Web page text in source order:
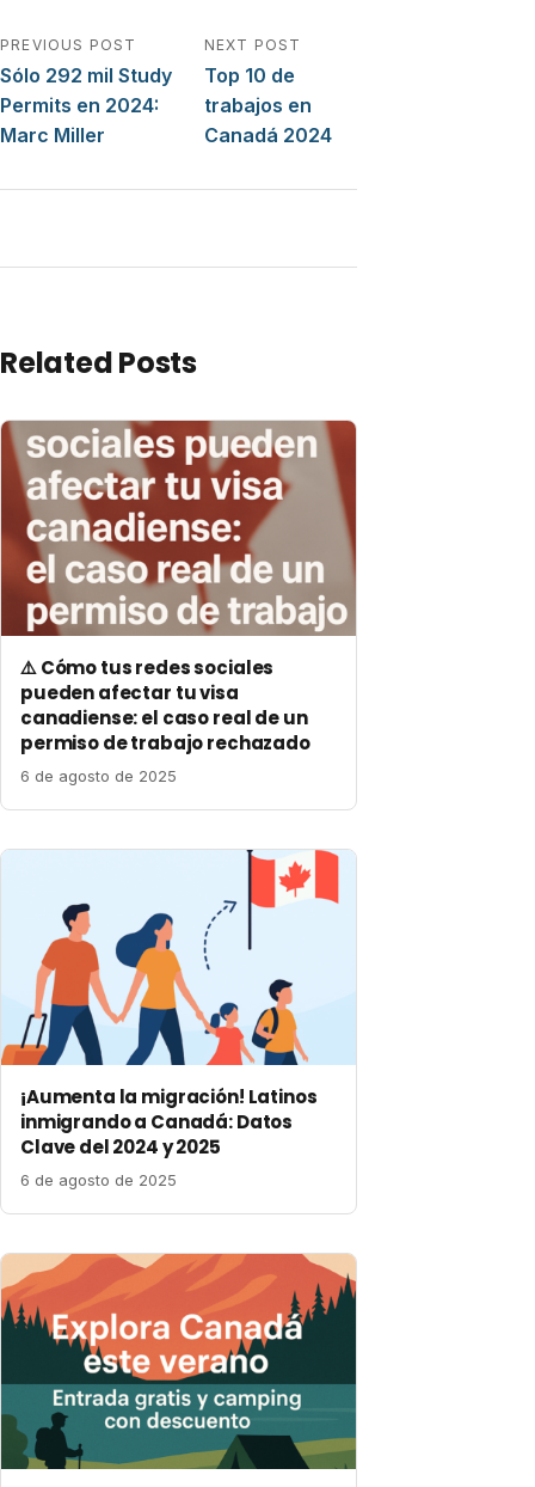
Navegación de entradas
PREVIOUS POST
Sólo 292 mil Study
Permits en 2024:
Marc Miller
NEXT POST
Top 10 de
trabajos en
Canadá 2024
Related Posts
⚠️ Cómo tus redes sociales
pueden afectar tu visa
canadiense: el caso real de un
permiso de trabajo rechazado
6 de agosto de 2025
¡Aumenta la migración! Latinos
inmigrando a Canadá: Datos
Clave del 2024 y 2025
6 de agosto de 2025